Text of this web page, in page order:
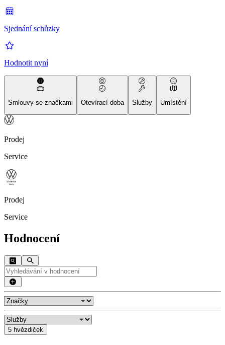
Sjednání schůzky
Hodnotit nyní
Smlouvy se značkami Otevírací doba Služby Umístění
Prodej
Service
Prodej
Service
Hodnocení
5 hvězdiček